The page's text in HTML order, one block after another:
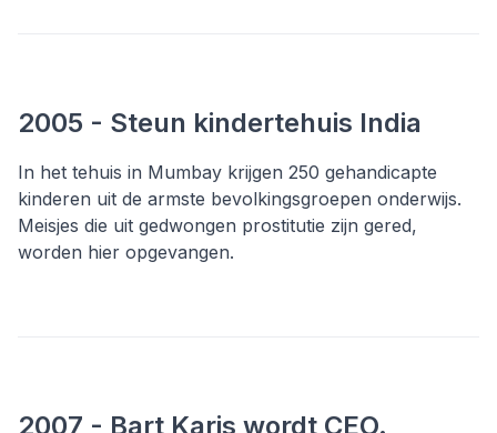
2005 - Steun kindertehuis India
In het tehuis in Mumbay krijgen 250 gehandicapte
kinderen uit de armste bevolkingsgroepen onderwijs.
Meisjes die uit gedwongen prostitutie zijn gered,
worden hier opgevangen.
2007 - Bart Karis wordt CEO.